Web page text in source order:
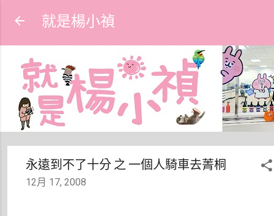
就是楊小禎
永遠到不了十分 之 一個人騎車去菁桐
12月 17, 2008